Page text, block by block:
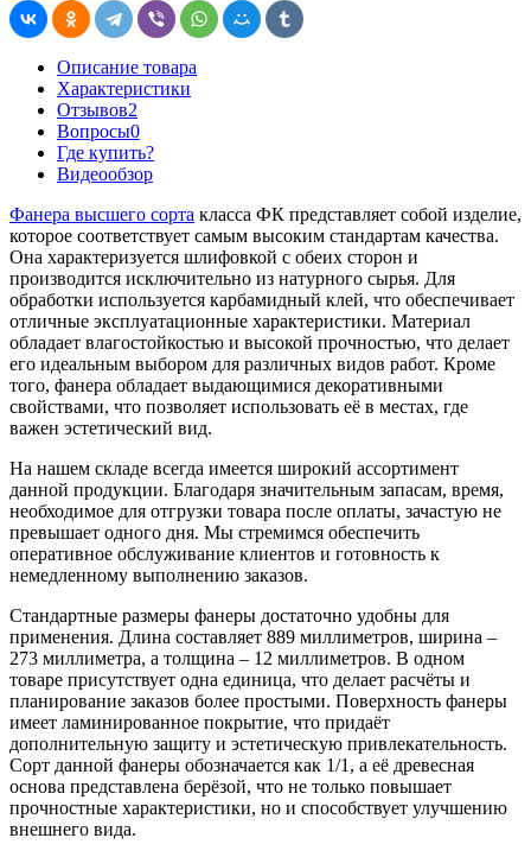
Описание товара
Характеристики
Отзывов2
Вопросы0
Где купить?
Видеообзор
Фанера высшего сорта класса ФК представляет собой изделие,
которое соответствует самым высоким стандартам качества.
Она характеризуется шлифовкой с обеих сторон и
производится исключительно из натурного сырья. Для
обработки используется карбамидный клей, что обеспечивает
отличные эксплуатационные характеристики. Материал
обладает влагостойкостью и высокой прочностью, что делает
его идеальным выбором для различных видов работ. Кроме
того, фанера обладает выдающимися декоративными
свойствами, что позволяет использовать её в местах, где
важен эстетический вид.
На нашем складе всегда имеется широкий ассортимент
данной продукции. Благодаря значительным запасам, время,
необходимое для отгрузки товара после оплаты, зачастую не
превышает одного дня. Мы стремимся обеспечить
оперативное обслуживание клиентов и готовность к
немедленному выполнению заказов.
Стандартные размеры фанеры достаточно удобны для
применения. Длина составляет 889 миллиметров, ширина –
273 миллиметра, а толщина – 12 миллиметров. В одном
товаре присутствует одна единица, что делает расчёты и
планирование заказов более простыми. Поверхность фанеры
имеет ламинированное покрытие, что придаёт
дополнительную защиту и эстетическую привлекательность.
Сорт данной фанеры обозначается как 1/1, а её древесная
основа представлена берёзой, что не только повышает
прочностные характеристики, но и способствует улучшению
внешнего вида.